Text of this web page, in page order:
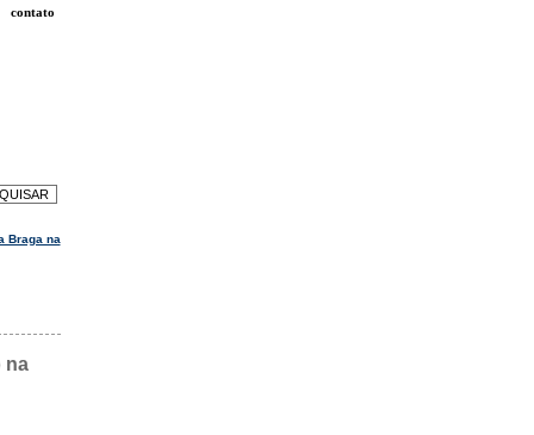
contato
Braga na
na